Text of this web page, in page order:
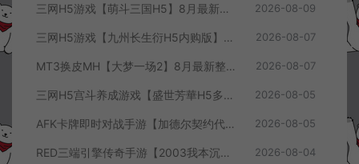
三网H5游戏【萌斗三国H5】8月最新整理Win一键服务端+GM充值后台+简易安卓客户端+详细搭建教程+视频教程 2026-08-09
三网H5游戏【九州长生衍H5内购版】8月最新整理Linux手工服务端+管理后台+GM授权后台+简易安卓客户端+详细搭建教程+视频教程 2026-08-07
MT3换皮MH【大梦一场2】8月最新整理Linux手工服务端+源码+管理后台+安卓苹果双端+详细搭建教程+视频教程 2026-08-07
三网H5宫斗养成游戏【盛世芳華H5多区跨服代金券内购优化版】8月最新整理Linux手工服务端+CDK授权后台+全资源安卓+详细搭建教程+视频教程 2026-08-05
AFK卡牌即时对战手游【加德尔契约代金券内购修复版】8月最新整理Linux手工服务端+前后端全套源码+CDK授权后台+安卓苹果双端+详细搭建教程+视频教程 2026-08-05
RED三端引擎传奇手游【2003我本沉默三职业】8月最新整理Win一键服务端+PC安卓+详细搭建教程 2026-08-04